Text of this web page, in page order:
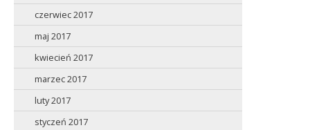
czerwiec 2017
maj 2017
kwiecień 2017
marzec 2017
luty 2017
styczeń 2017